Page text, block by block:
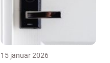
15 januar 2026